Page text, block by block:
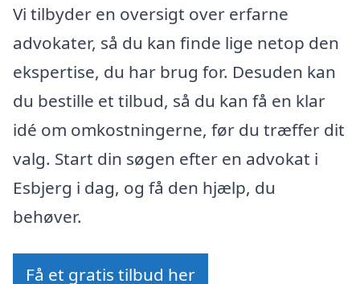
Vi tilbyder en oversigt over erfarne
advokater, så du kan finde lige netop den
ekspertise, du har brug for. Desuden kan
du bestille et tilbud, så du kan få en klar
idé om omkostningerne, før du træffer dit
valg. Start din søgen efter en advokat i
Esbjerg i dag, og få den hjælp, du
behøver.
Få et gratis tilbud her